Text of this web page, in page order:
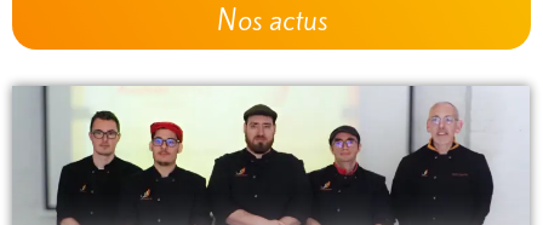
Nos actus